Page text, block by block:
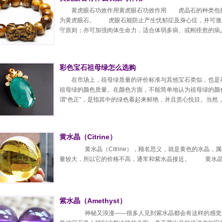
黄虎眼石功效作用黄虎眼石功效作用 虎晶石的种类包
为黄虎眼石。 虎眼石能防止产生忧郁症及身心症，并可激
守原则；亦可加强肉体生命力，适合体弱多病、或刚痊愈的病
彩色宝石祖母绿怎么选购
在市场上，祖母绿质量的评价标准与其他宝石类似，也
祖母绿的颜色质量。在颜色方面，不能简单地认为祖母绿的颜
谓“色正”，是指其中的绿色看起来鲜艳，并且赏心悦目。当然
黄水晶（Citrine）
黄水晶（Citrine），顾名思义，就是黄色的水晶，属
量较大，所以它的价格不高，通常和紫水晶接近。 黄水
紫水晶（Amethyst）
神秘又浪漫——很多人见到紫水晶都会有这样的感觉